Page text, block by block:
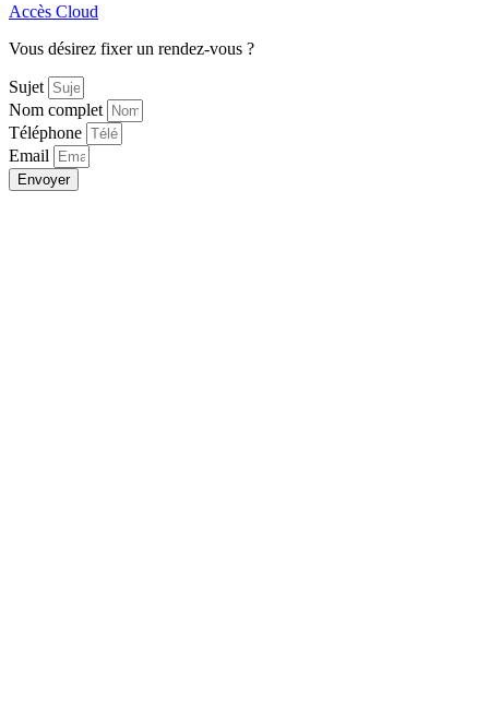
Accès Cloud
Vous désirez fixer un rendez-vous ?
Sujet
Nom complet
Téléphone
Email
Envoyer